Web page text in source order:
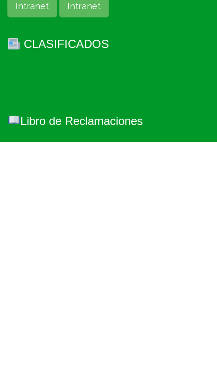
Intranet Intranet
CLASIFICADOS
Libro de Reclamaciones